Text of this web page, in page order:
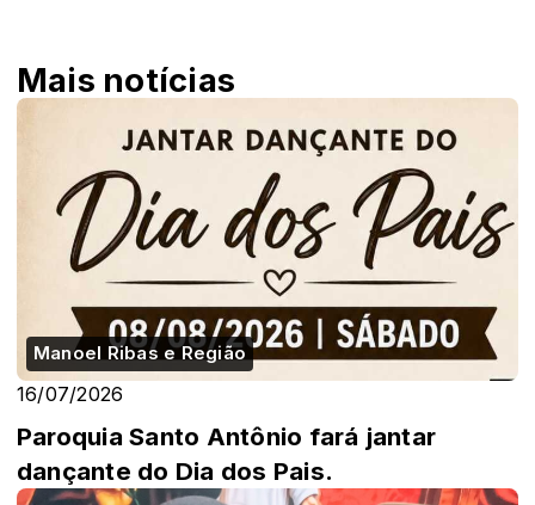
Mais notícias
Manoel Ribas e Região
16/07/2026
Paroquia Santo Antônio fará jantar
dançante do Dia dos Pais.